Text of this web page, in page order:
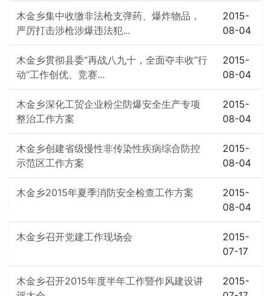
木金乡集中收缴非法枪支弹药、爆炸物品，
严厉打击涉枪涉爆违法犯...
2015-
08-04
木金乡贯彻县委“再战八九十，全面夺丰收”行
动“工作创优、竞赛...
2015-
08-04
木金乡深化工贸企业粉尘防爆安全生产专项
整治工作方案
2015-
08-04
木金乡创建省级慢性非传染性疾病综合防控
示范区工作方案
2015-
08-04
木金乡2015年夏季消防安全检查工作方案
2015-
08-04
木金乡召开党建工作现场会
2015-
07-17
木金乡召开2015年度半年工作暨作风建设讲
2015-